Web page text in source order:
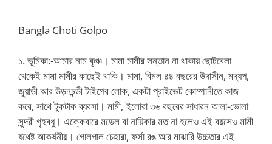
Bangla Choti Golpo
১. ভূমিকা:-আমার নাম কৃঞ্চ। মামা মামীর সন্তান না থাকায় ছোটবেলা
থেকেই মামা মামীর কাছেই থাকি। মামা, বিমল ৪৪ বছরের উদাসীন, মদ্যপ,
জুয়াড়ী আর উড়নচন্ডী টাইপের লোক, একটা প্রাইভেট কোম্পানীতে কাজ
করে, সাথে টুকটাক ব্যবসা। মামী, ইলোরা ৩৬ বছরের সাধারন আলা-ভোলা
সুন্দরী গৃহবধু। এক্কেবারে মডেল বা নায়িকার মত না হলেও এই বয়সেও মামী
যথেষ্ট আকর্ষনীয়। গোলগাল চেহারা, ফর্সা রঙ আর মাঝারি উচ্চতার এই